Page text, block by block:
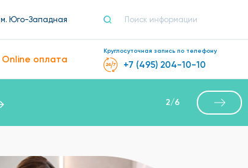
м. Юго-Западная
Online оплата
Круглосуточная запись по телефону
+7 (495) 204-10-10
3/6